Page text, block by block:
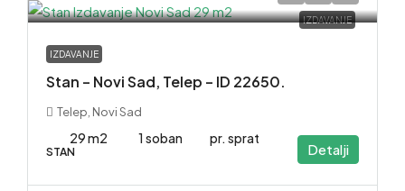
IZDAVANJE
IZDAVANJE
Stan – Novi Sad, Telep – ID 22650.
Telep, Novi Sad
29 m2 1 soban pr. sprat
STAN Detalji